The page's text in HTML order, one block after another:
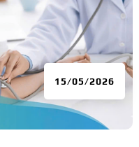
15/05/2026